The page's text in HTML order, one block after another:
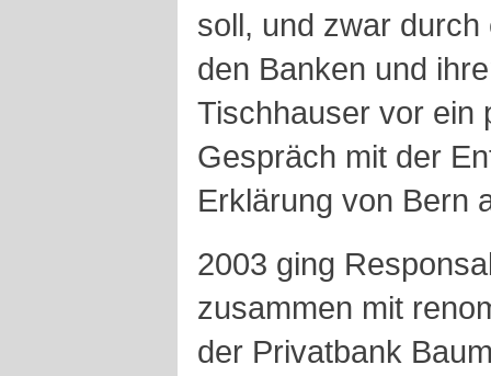
soll, und zwar
den Banken und
Tischhauser vor ein
Gespräch mit der
Erklärung von Bern
2003 ging
zusammen mit
der Privatbank